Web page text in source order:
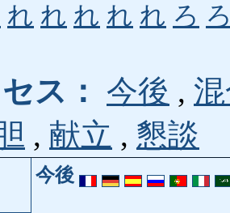
れ れ れ れ れ ろ
ス： 今後 ,
, 献立 , 懇談
今後